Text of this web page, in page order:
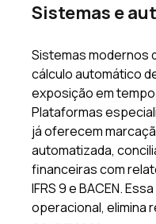
Sistemas e
Sistemas modernos
cálculo automático
exposição em
Plataformas
já oferecem
automatizada,
financeiras com
IFRS 9 e BACEN.
operacional, elimina